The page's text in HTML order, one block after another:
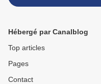
libération du camp ... à la
dur de dur
Hébergé par Canalblog
Top articles
Pages
Contact